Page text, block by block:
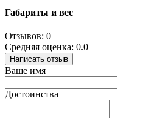
Габариты и вес
Отзывов: 0
Средняя оценка: 0.0
Написать отзыв
Ваше имя
Достоинства